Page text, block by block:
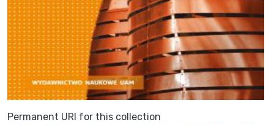
Permanent URI for this collection